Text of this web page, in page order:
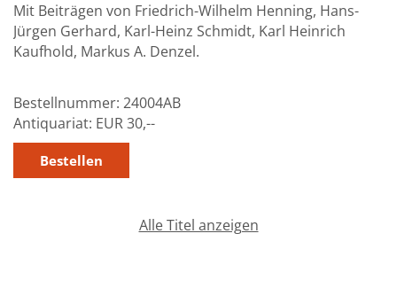
Buchbinderei und Restauration
Glossar und Bibliographien
Kontakt
Newsletter
Mit Beiträgen von Friedrich-Wilhelm Henning, Hans-
Jürgen Gerhard, Karl-Heinz Schmidt, Karl Heinrich
Kaufhold, Markus A. Denzel.
Bestellnummer: 24004AB
Antiquariat: EUR 30,--
Alle Titel anzeigen